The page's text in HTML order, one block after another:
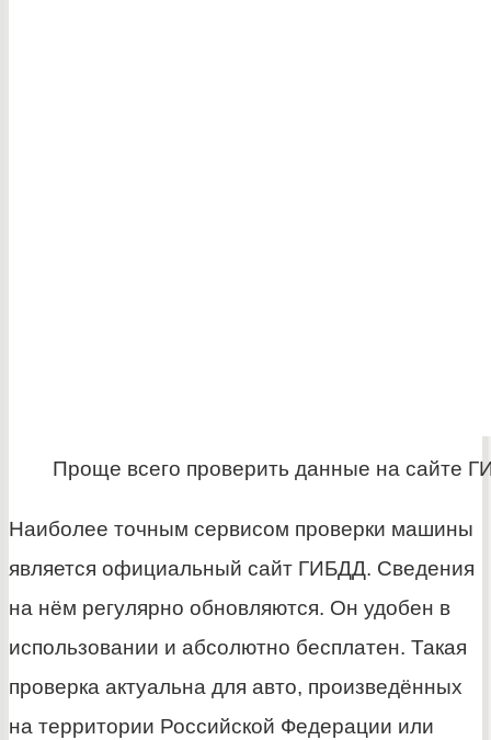
Проще всего проверить данные на сайте
Наиболее точным сервисом проверки машины
является официальный сайт ГИБДД. Сведения
на нём регулярно обновляются. Он удобен в
использовании и абсолютно бесплатен. Такая
проверка актуальна для авто, произведённых
на территории Российской Федерации или